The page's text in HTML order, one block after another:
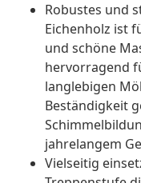
Robustes und
Eichenholz ist
und schöne
hervorragend
langlebigen
Beständigkeit
jahrelangem
Vielseitig